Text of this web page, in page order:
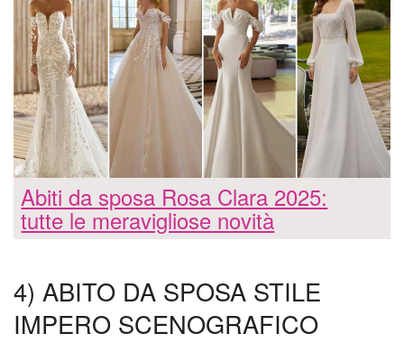
Abiti da sposa Rosa Clara 2025:
tutte le meravigliose novità
4) ABITO DA SPOSA STILE
IMPERO SCENOGRAFICO